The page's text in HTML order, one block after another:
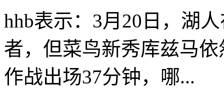
hhb表示：3月20日，湖
者，但菜鸟新秀库兹马
作战出场37分钟，哪...